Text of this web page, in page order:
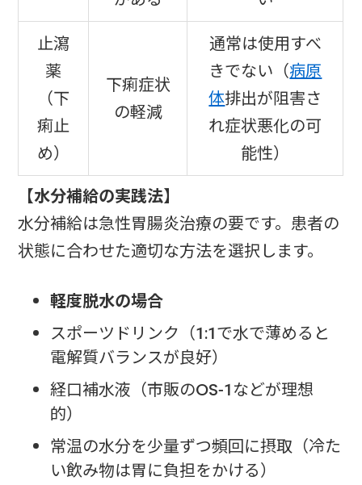
止瀉
薬
（下
痢止
め）
下痢症状
の軽減
通常は使用すべ
きでない（病原
体排出が阻害さ
れ症状悪化の可
能性）
【水分補給の実践法】
水分補給は急性胃腸炎治療の要です。患者の
状態に合わせた適切な方法を選択します。
軽度脱水の場合
スポーツドリンク（1:1で水で薄めると
電解質バランスが良好）
経口補水液（市販のOS-1などが理想
的）
常温の水分を少量ずつ頻回に摂取（冷た
い飲み物は胃に負担をかける）